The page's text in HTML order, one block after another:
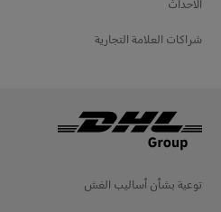
شراكات العلامة التجارية
توعية بشأن أساليب الغش